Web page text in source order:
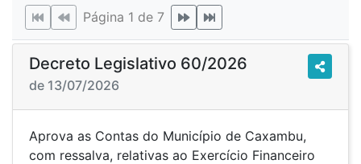
Página 1 de 7
Decreto Legislativo 60/2026
de 13/07/2026
Aprova as Contas do Município de Caxambu,
com ressalva, relativas ao Exercício Financeiro